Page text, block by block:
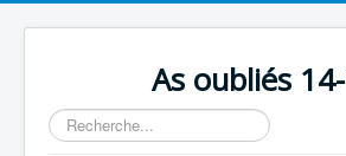
As oubliés
Rechercher